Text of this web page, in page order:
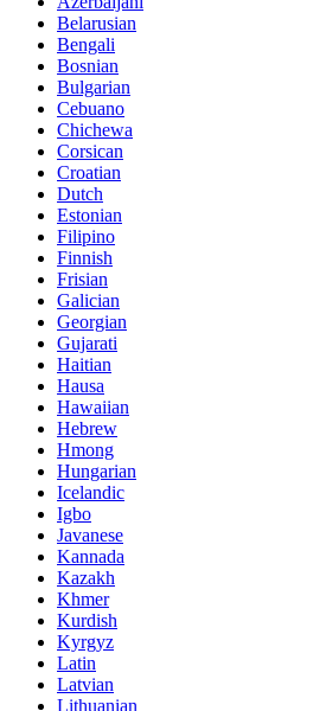
Belarusian
Bengali
Bosnian
Bulgarian
Cebuano
Chichewa
Corsican
Croatian
Dutch
Estonian
Filipino
Finnish
Frisian
Galician
Georgian
Gujarati
Haitian
Hausa
Hawaiian
Hebrew
Hmong
Hungarian
Icelandic
Igbo
Javanese
Kannada
Kazakh
Khmer
Kurdish
Kyrgyz
Latin
Latvian
Lithuanian